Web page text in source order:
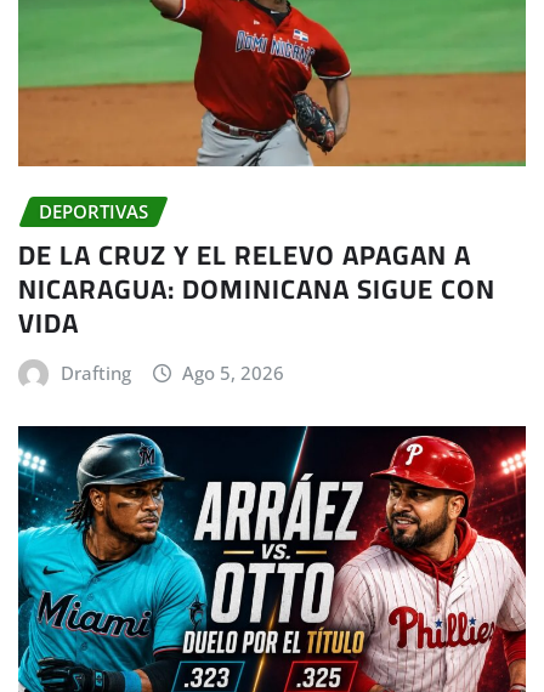
DEPORTIVAS
DE LA CRUZ Y EL RELEVO APAGAN A
NICARAGUA: DOMINICANA SIGUE CON
VIDA
Drafting Ago 5, 2026